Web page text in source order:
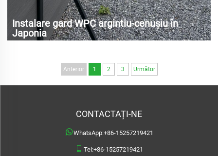
Instalare gard WPC argintiu-cenușiu în
Japonia
Anterior 1 2 3 Următor
CONTACTAȚI-NE
WhatsApp:+86-15257219421
Tel:+86-15257219421